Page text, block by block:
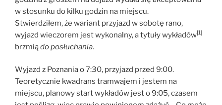
w stosunku do kilku godzin na miejscu.
Stwierdziłem, że wariant przyjazd w sobotę rano,
wyjazd wieczorem jest wykonalny, a tytuły wykładów[1]
brzmiądo posłuchania.
Wyjazd z Poznania o 7:30, przyjazd przed 9:00.
Teoretycznie kwadrans tramwajem i jestem na
miejscu, planowy start wykładów jest o 9:05, czasem